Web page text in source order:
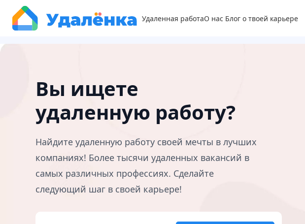
Удаленная работаО нас Блог о твоей карьере
Вы ищете
удаленную работу?
Найдите удаленную работу своей мечты в лучших
компаниях! Более тысячи удаленных вакансий в
самых различных профессиях. Сделайте
следующий шаг в своей карьере!